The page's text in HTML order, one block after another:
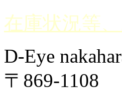
在庫状況等
D-Eye
〒869-1108